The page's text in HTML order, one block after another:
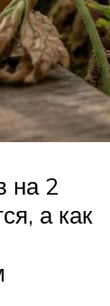
на 2
а как